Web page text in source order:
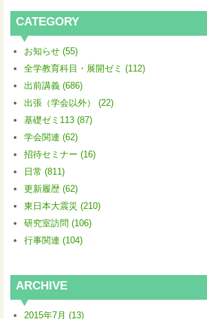
CATEGORY
お知らせ (55)
全学教育科目・展開ゼミ (112)
出前講義 (686)
出張（学会以外） (22)
基礎ゼミ113 (87)
学会関連 (62)
招待セミナー (16)
日常 (811)
更新履歴 (62)
東日本大震災 (210)
研究室訪問 (106)
行事関連 (104)
ARCHIVE
2015年7月 (13)